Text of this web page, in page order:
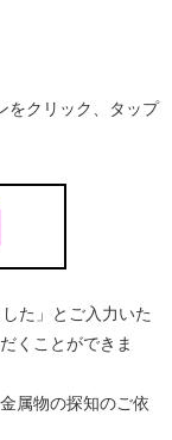
をクリック、タップ
た」とご入力いた
くことができま
属物の探知のご依